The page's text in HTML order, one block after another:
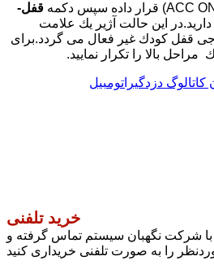
قفل-
داريد.در اين حالت آژير يك علامت
قفل كودك غير فعال می گردد.برای
بالا را تكرار نماييد.
کاتالوگ دزدگیراتومبیل
خرید تلفنی
با شرکت نگهبان سیستم تماس گرفته و
را به صورت تلفنی خریداری کنید